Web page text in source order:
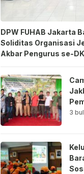
DPW FUHAB Jakarta
Soliditas Organisasi
Akbar Pengurus se-
3